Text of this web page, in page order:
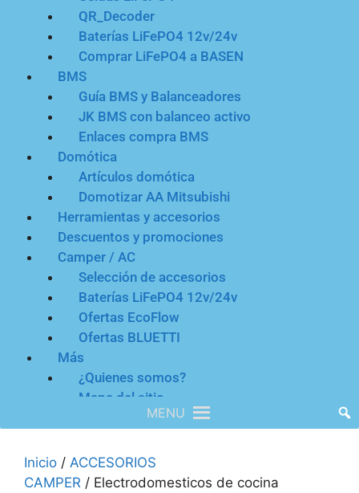
QR_Decoder
Baterías LiFePO4 12v/24v
Comprar LiFePO4 a BASEN
BMS
Guía BMS y Balanceadores
JK BMS con balanceo activo
Enlaces compra BMS
Domótica
Artículos domótica
Domotizar AA Mitsubishi
Herramientas y accesorios
Descuentos y promociones
Camper / AC
Selección de accesorios
Baterías LiFePO4 12v/24v
Ofertas EcoFlow
Ofertas BLUETTI
Más
¿Quienes somos?
Mapa del sitio
MENU
Inicio / ACCESORIOS
CAMPER / Electrodomesticos de cocina